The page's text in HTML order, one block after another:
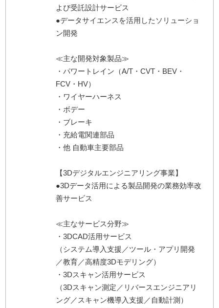
よび受託設計サービス
●データサイエンスを活用したソリューショ
ン開発
≪主な開発対象製品≫
・パワートレイン（A/T・CVT・BEV・
FCV・HV）
・ワイヤーハーネス
・ボデー
・ブレーキ
・充給電関連部品
・他 自動車主要部品
【3Dデジタルエンジニアリング事業】
●3Dデータ活用による製品開発の業務効率改
善サービス
≪主なサービス分野≫
・3DCAD活用サービス
（システム導入支援／ツール・アプリ開発
／教育／高精度3Dモデリング）
・3Dスキャン活用サービス
（3Dスキャン測定／リバースエンジニアリ
ング／スキャン機導入支援／自動計測）